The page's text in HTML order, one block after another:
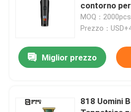
contorno
MOQ：2000pcs
Prezzo：
Miglior prezzo
818 Uomini